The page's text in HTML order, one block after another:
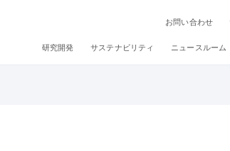
お問い合わせ
研究開発 サステナビリティ ニュースルーム